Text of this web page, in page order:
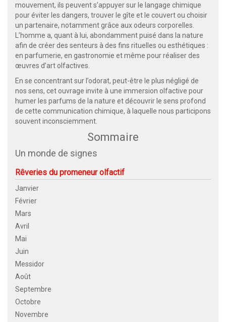
mouvement, ils peuvent s’appuyer sur le langage chimique
pour éviter les dangers, trouver le gîte et le couvert ou choisir
un partenaire, notamment grâce aux odeurs corporelles.
L’homme a, quant à lui, abondamment puisé dans la nature
afin de créer des senteurs à des fins rituelles ou esthétiques :
en parfumerie, en gastronomie et même pour réaliser des
œuvres d’art olfactives.
En se concentrant sur l’odorat, peut-être le plus négligé de
nos sens, cet ouvrage invite à une immersion olfactive pour
humer les parfums de la nature et découvrir le sens profond
de cette communication chimique, à laquelle nous participons
souvent inconsciemment.
Sommaire
Un monde de signes
Rêveries du promeneur olfactif
Janvier
Février
Mars
Avril
Mai
Juin
Messidor
Août
Septembre
Octobre
Novembre